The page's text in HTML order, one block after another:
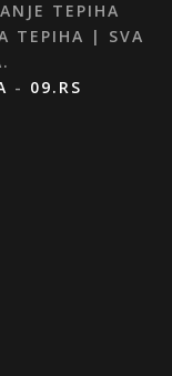
TEPIHA
TEPIHA | SVA
- 09.RS